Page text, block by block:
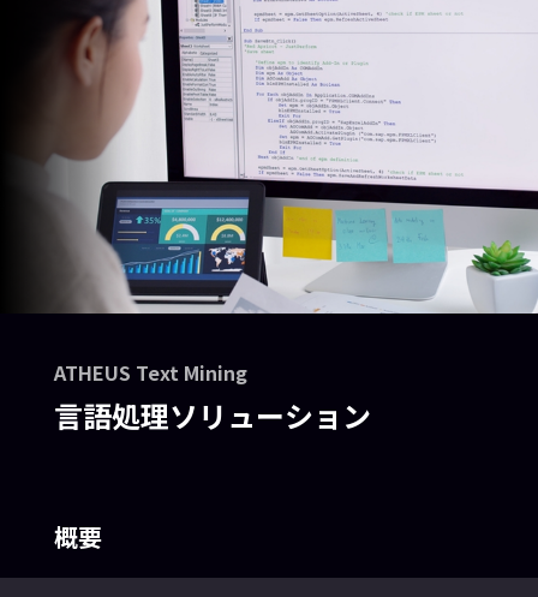
ATHEUS Text Mining
言語処理ソリューション
概要